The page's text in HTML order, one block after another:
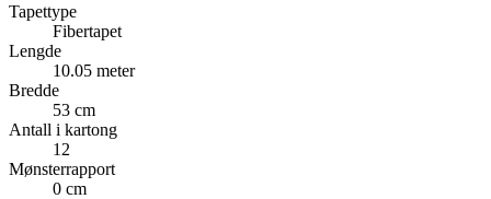
Tapettype
Fibertapet
Lengde
10.05 meter
Bredde
53 cm
Antall i kartong
12
Mønsterrapport
0 cm